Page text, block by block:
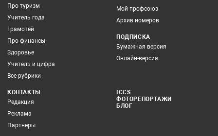
Про туризм
Учитель года
Грамотей
Про финансы
Здоровье
Учитель и цифра
Все рубрики
Мой профсоюз
Архив номеров
ПОДПИСКА
Бумажная версия
Онлайн-версия
КОНТАКТЫ
Редакция
Реклама
Партнеры
ICCS
ФОТОРЕПОРТАЖИ
БЛОГ